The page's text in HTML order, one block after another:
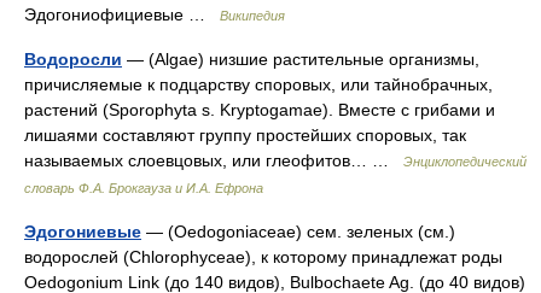
Эдогониофициевые …
Википедия
Водоросли — (Algae) низшие растительные организмы,
причисляемые к подцарству споровых, или тайнобрачных,
растений (Sporophyta s. Kryptogamae). Вместе с грибами и
лишаями составляют группу простейших споровых, так
называемых слоевцовых, или глеофитов… …
Энциклопедический
словарь Ф.А. Брокгауза и И.А. Ефрона
Эдогониевые — (Oedogoniaceae) сем. зеленых (см.)
водорослей (Chlorophyceae), к которому принадлежат роды
Oedogonium Link (до 140 видов), Bulbochaete Ag. (до 40 видов)